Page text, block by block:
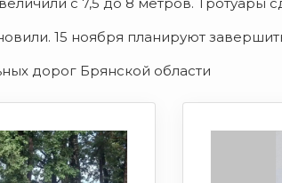
15 ноября планируют
дорог Брянской области